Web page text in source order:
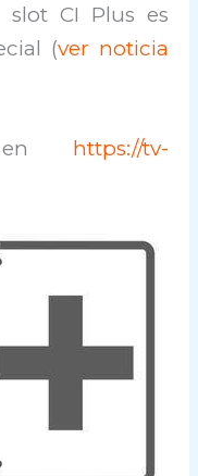
slot CI Plus es
(ver noticia
en https://tv-